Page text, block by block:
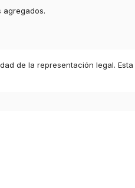
agregados.
de la representación legal. Esta